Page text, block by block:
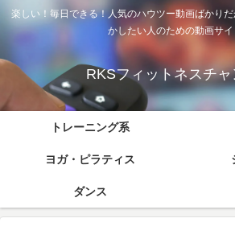
楽しい！毎日できる！人気のハウツー動画ばかり
かしたい人のための動画サイ
RKSフィットネスチ
トレーニング系
ヨガ・ピラティス
ダンス